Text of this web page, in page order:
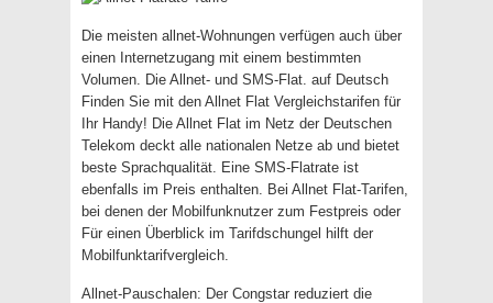
Die meisten allnet-Wohnungen verfügen auch über
einen Internetzugang mit einem bestimmten
Volumen. Die Allnet- und SMS-Flat. auf Deutsch
Finden Sie mit den Allnet Flat Vergleichstarifen für
Ihr Handy! Die Allnet Flat im Netz der Deutschen
Telekom deckt alle nationalen Netze ab und bietet
beste Sprachqualität. Eine SMS-Flatrate ist
ebenfalls im Preis enthalten. Bei Allnet Flat-Tarifen,
bei denen der Mobilfunknutzer zum Festpreis oder
Für einen Überblick im Tarifdschungel hilft der
Mobilfunktarifvergleich.
Allnet-Pauschalen: Der Congstar reduziert die